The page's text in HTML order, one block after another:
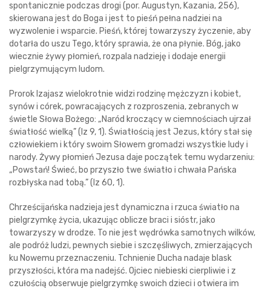
spontanicznie podczas drogi (por. Augustyn, Kazania, 256),
skierowana jest do Boga i jest to pieśń pełna nadziei na
wyzwolenie i wsparcie. Pieśń, której towarzyszy życzenie, aby
dotarła do uszu Tego, który sprawia, że ona płynie. Bóg, jako
wiecznie żywy płomień, rozpala nadzieję i dodaje energii
pielgrzymującym ludom.
Prorok Izajasz wielokrotnie widzi rodzinę mężczyzn i kobiet,
synów i córek, powracających z rozproszenia, zebranych w
świetle Słowa Bożego: „Naród kroczący w ciemnościach ujrzał
światłość wielką” (Iz 9, 1). Światłością jest Jezus, który stał się
człowiekiem i który swoim Słowem gromadzi wszystkie ludy i
narody. Żywy płomień Jezusa daje początek temu wydarzeniu:
„Powstań! Świeć, bo przyszło twe światło i chwała Pańska
rozbłyska nad tobą.” (Iz 60, 1).
Chrześcijańska nadzieja jest dynamiczna i rzuca światło na
pielgrzymkę życia, ukazując oblicze braci i sióstr, jako
towarzyszy w drodze. To nie jest wędrówka samotnych wilków,
ale podróż ludzi, pewnych siebie i szczęśliwych, zmierzających
ku Nowemu przeznaczeniu. Tchnienie Ducha nadaje blask
przyszłości, która ma nadejść. Ojciec niebieski cierpliwie i z
czułością obserwuje pielgrzymkę swoich dzieci i otwiera im